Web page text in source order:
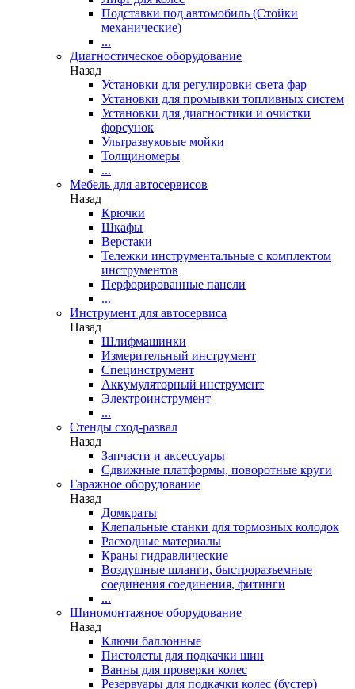
Подставки под автомобиль (Стойки
механические)
...
Диагностическое оборудование
Назад
Установки для регулировки света фар
Установки для промывки топливных систем
Установки для диагностики и очистки
форсунок
Ультразвуковые мойки
Толщиномеры
...
Мебель для автосервисов
Назад
Крючки
Шкафы
Верстаки
Тележки инструментальные с комплектом
инструментов
Перфорированные панели
...
Инструмент для автосервиса
Назад
Шлифмашинки
Измерительный инструмент
Специнструмент
Аккумуляторный инструмент
Электроинструмент
...
Стенды сход-развал
Назад
Запчасти и аксессуары
Сдвижные платформы, поворотные круги
Гаражное оборудование
Назад
Домкраты
Клепальные станки для тормозных колодок
Расходные материалы
Краны гидравлические
Воздушные шланги, быстроразъемные
соединения соединения, фитинги
...
Шиномонтажное оборудование
Назад
Ключи баллонные
Пистолеты для подкачки шин
Ванны для проверки колес
Резервуары для подкачки колес (бустер)